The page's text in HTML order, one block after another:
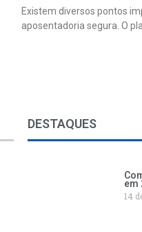
Existem diversos pontos
aposentadoria segura. O
DESTAQUES
em
14